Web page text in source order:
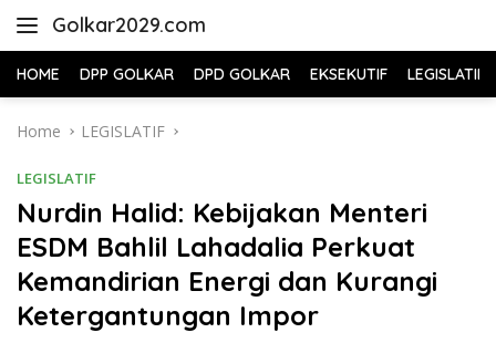
Golkar2029.com
HOME DPP GOLKAR DPD GOLKAR EKSEKUTIF LEGISLATIF
Home LEGISLATIF
LEGISLATIF
Nurdin Halid: Kebijakan Menteri
ESDM Bahlil Lahadalia Perkuat
Kemandirian Energi dan Kurangi
Ketergantungan Impor